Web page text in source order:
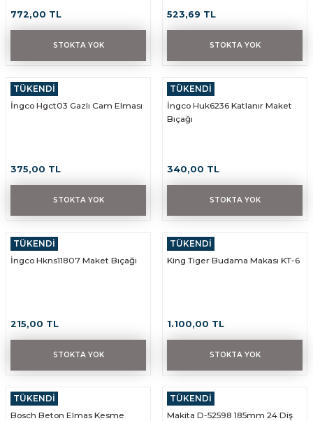
772,00 TL
STOKTA YOK
523,69 TL
STOKTA YOK
TÜKENDİ
GENEL
İngco Hgct03 Gazlı Cam Elması
375,00 TL
STOKTA YOK
TÜKENDİ
İNGCO
İngco Huk6236 Katlanır Maket
Bıçağı
340,00 TL
STOKTA YOK
TÜKENDİ
İNGCO
İngco Hkns11807 Maket Bıçağı
215,00 TL
STOKTA YOK
TÜKENDİ
King Tiger Budama Makası KT-6
1.100,00 TL
STOKTA YOK
TÜKENDİ
BOSCH
Bosch Beton Elmas Kesme
TÜKENDİ
MAKİTA
Makita D-52598 185mm 24 Diş